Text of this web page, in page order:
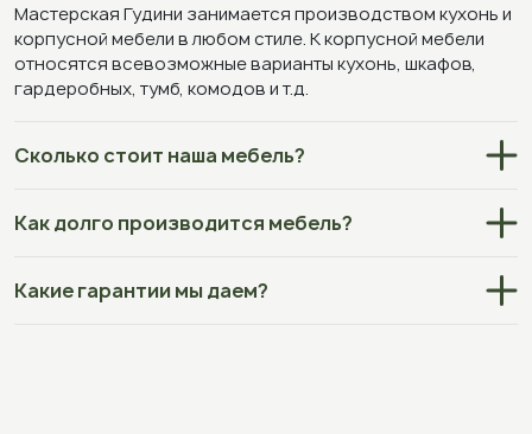
Мастерская Гудини занимается производством кухонь и
корпусной мебели в любом стиле. К корпусной мебели
относятся всевозможные варианты кухонь, шкафов,
гардеробных, тумб, комодов и т.д.
Сколько стоит наша мебель?
Как долго производится мебель?
Какие гарантии мы даем?